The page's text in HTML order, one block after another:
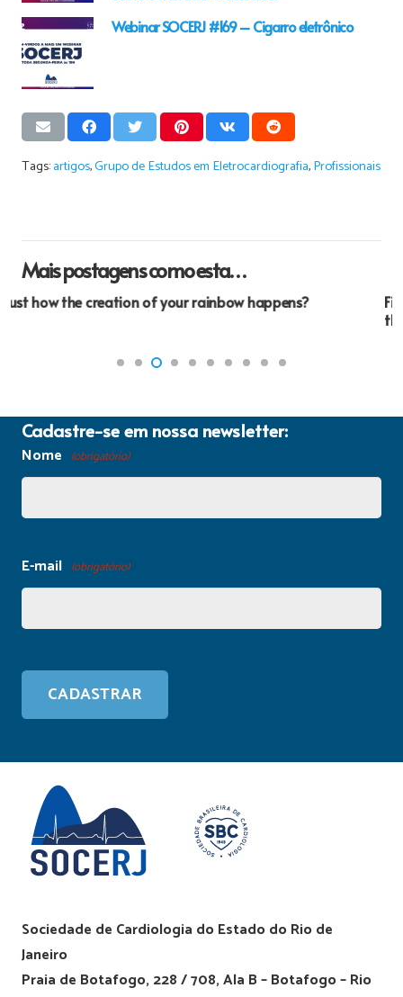
Webinar SOCERJ #169 – Cigarro eletrônico
Tags:artigos,Grupo de Estudos em Eletrocardiografia,Profissionais
Mais postagens como esta…
Firefighting being a vocation appears a little weird to
Cadastre-se em nossa newsletter:
Nome (obrigatório)
E-mail (obrigatório)
Sociedade de Cardiologia do Estado do Rio de
Janeiro
Praia de Botafogo, 228 / 708, Ala B – Botafogo – Rio